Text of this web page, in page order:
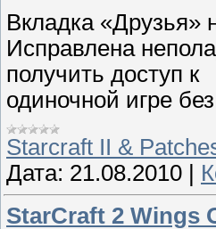
Вкладка «Друзья»
Исправлена
получить доступ к
одиночной игре
Starcraft II &
Дата: 21.08.2010
StarCraft 2 Wings